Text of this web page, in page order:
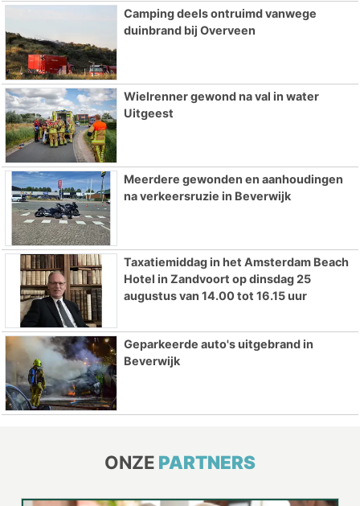
Camping deels ontruimd vanwege
duinbrand bij Overveen
Wielrenner gewond na val in water
Uitgeest
Meerdere gewonden en aanhoudingen
na verkeersruzie in Beverwijk
Taxatiemiddag in het Amsterdam Beach
Hotel in Zandvoort op dinsdag 25
augustus van 14.00 tot 16.15 uur
Geparkeerde auto's uitgebrand in
Beverwijk
ONZE PARTNERS